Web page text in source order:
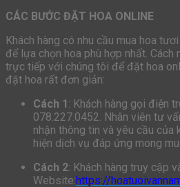
CÁC BƯỚC ĐẶT HOA ONLINE
Khách hàng có nhu cầu mua hoa
để lựa chọn hoa phù hợp nhất. Cách
trực tiếp với chúng tôi để đặt hoa
đặt hoa rất đơn giản:
Cách 1 : Khách hàng gọi điện
078.227.0452. Nhân viên tư
nhận thông tin và yêu cầu của
hiện dịch vụ đáp ứng mong
Cách 2: Khách hàng truy cập
Website:https://